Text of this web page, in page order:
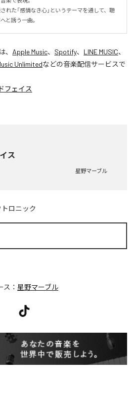
れた「感情なき心」というテーマを通して、聴
と誘う一曲。
、 Apple Music、 Spotify、 LINE MUSIC、
Unlimitedなどの音楽配信サービスで
フェイス
ス
星野マーブル
ロニック
： 星野マーブル